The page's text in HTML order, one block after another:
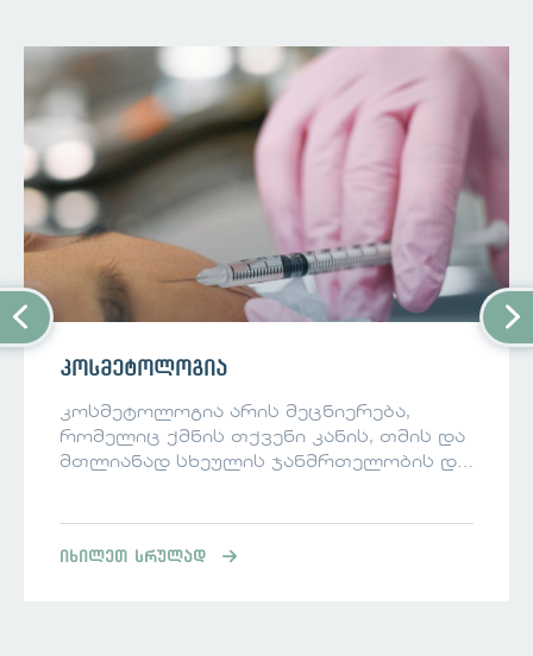
კოსმეტოლოგია
კოსმეტოლოგია არის მეცნიერება,
რომელიც ქმნის თქვენი კანის, თმის და
მთლიანად სხეულის ჯანმრთელობის და
რომლებიც მორგებულია თქვენი
იხილეთ სრულად